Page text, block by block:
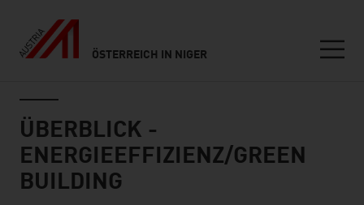
ÖSTERREICH IN NIGER
ÜBERBLICK -
ENERGIEEFFIZIENZ/GREEN
BUILDING